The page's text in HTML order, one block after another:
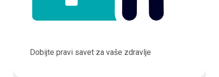
Dobijte pravi savet za vaše zdravlje